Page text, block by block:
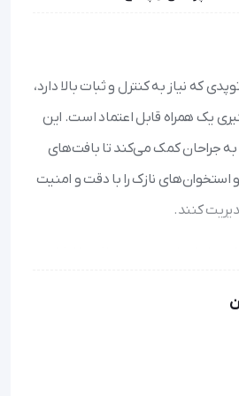
که نیاز به کنترل و ثبات بالا دارد،
یک همراه قابل اعتماد است. این
به جراحان کمک می‌کند تا بافت‌های
نازک را با دقت و امنیت
کنند.
افزایش می‌دهد.